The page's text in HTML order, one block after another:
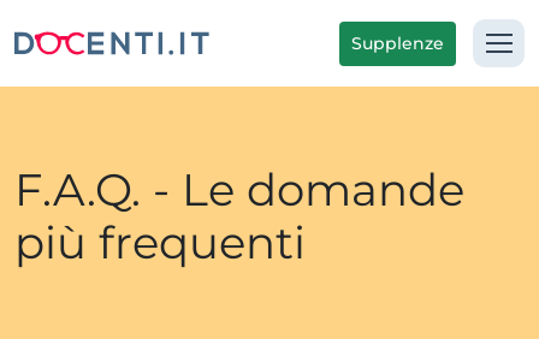
Supplenze
F.A.Q. - Le domande
più frequenti